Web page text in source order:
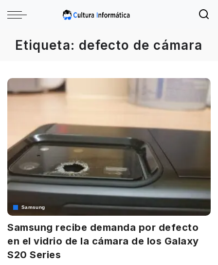
Etiqueta: defecto de cámara
Samsung
Samsung recibe demanda por defecto
en el vidrio de la cámara de los Galaxy
S20 Series